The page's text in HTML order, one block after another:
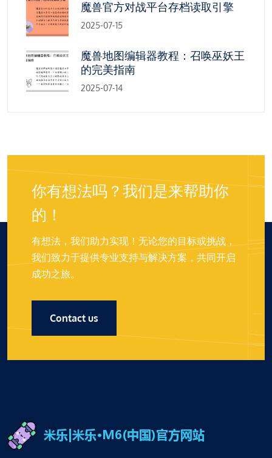
魔兽官方对战平台存档读取引擎
2025-07-15
魔兽地图编辑器教程：召唤巫妖王
的完美指南
2025-07-14
你有想法吗？我们是来帮助你
的！
有想法，我们助力实现！无论您的目标或挑战，
我们致力于提供专业支持与解决方案，共同开启
成功之旅。
Contact us